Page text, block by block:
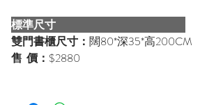
標準尺寸
雙門書櫃尺寸： 闊80*深35*高200CM
售 價： $2880